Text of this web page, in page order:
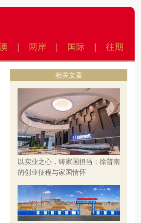
两岸 国际 往期
相关文章
以实业之心，铸家国担当：徐普南
的创业征程与家国情怀